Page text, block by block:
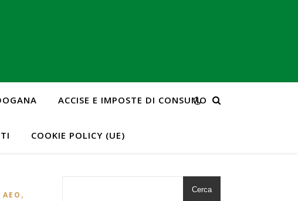
ACCISE E IMPOSTE DI CONSUMO
COOKIE POLICY (UE)
, Cerca